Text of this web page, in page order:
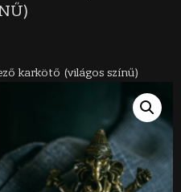
karkötő (világos színű)